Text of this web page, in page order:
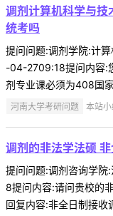
调剂计算机科学与
统考吗
提问问题:调剂学院:计
-04-2709:18提问内容:
剂专业课必须为408国
河南大学考研问题 本站
调剂的非法学法硕
提问问题:调剂咨询学
8提问内容:请问贵校的
回复内容:非全日制接收